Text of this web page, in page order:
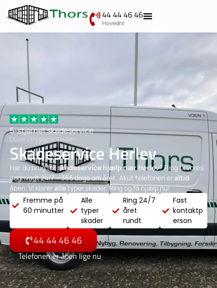
44 44 46 46
Hovednr.
5-stjernet skadeservice
Du er i trygge hænder
Skadeservice Herlev
Har du brug forskadeservice hjælp nær Herlev? Ring til vores
døgnvagt 24/7 – 365 dage om året. Akut telefonen er altid
åben. Vi klarer alletyper skader. Ring og få hjælp nu!
Fremme på
60 minutter
Alle
typer
skader
Ring 24/7
året
rundt
Fast
kontaktp
erson
44 44 46 46
Telefonen er åben lige nu